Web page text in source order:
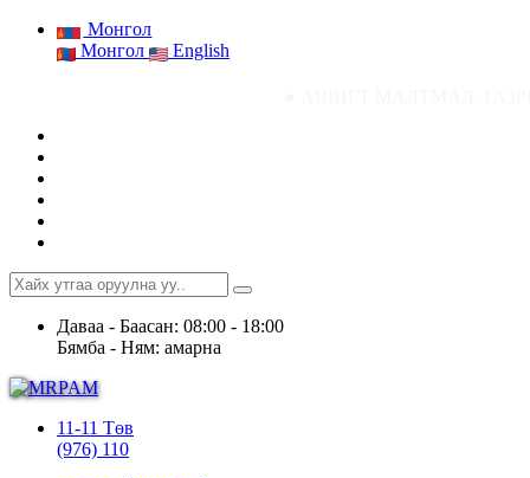
Монгол
Монгол
English
Даваа - Баасан: 08:00 - 18:00
Бямба - Ням: амарна
11-11 Төв
(976) 110